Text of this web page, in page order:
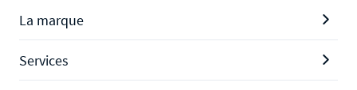
La marque
Services